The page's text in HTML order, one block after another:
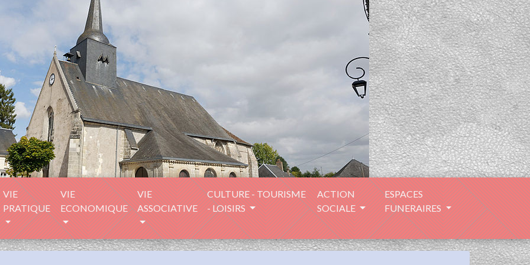
VIE
PRATIQUE
VIE
ECONOMIQUE
VIE
ASSOCIATIVE
CULTURE - TOURISME
- LOISIRS
ACTION
SOCIALE
ESPACES
FUNERAIRES